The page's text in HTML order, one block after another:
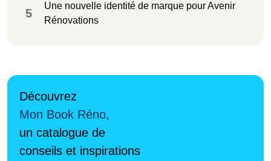
5
Une nouvelle identité de marque pour Avenir
Rénovations
Découvrez
Mon Book Réno,
un catalogue de
conseils et inspirations